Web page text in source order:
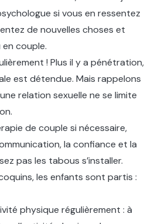
si vous en ressentez
de nouvelles choses et
couple.
! Plus il y a pénétration,
est détendue. Mais rappelons
relation sexuelle ne se limite
de couple si nécessaire,
la confiance et la
pas les tabous s’installer.
les enfants sont partis :
physique régulièrement : à